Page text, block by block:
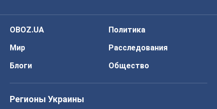
OBOZ.UA
Политика
Мир
Расследования
Блоги
Общество
Регионы Украины